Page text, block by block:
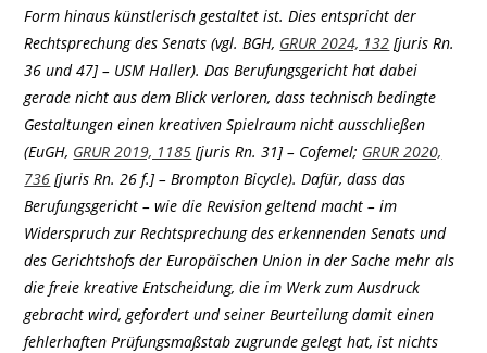
Form hinaus künstlerisch gestaltet ist. Dies entspricht der
Rechtsprechung des Senats (vgl. BGH, GRUR 2024, 132 [juris Rn.
36 und 47] – USM Haller). Das Berufungsgericht hat dabei
gerade nicht aus dem Blick verloren, dass technisch bedingte
Gestaltungen einen kreativen Spielraum nicht ausschließen
(EuGH, GRUR 2019, 1185 [juris Rn. 31] – Cofemel; GRUR 2020,
736 [juris Rn. 26 f.] – Brompton Bicycle). Dafür, dass das
Berufungsgericht – wie die Revision geltend macht – im
Widerspruch zur Rechtsprechung des erkennenden Senats und
des Gerichtshofs der Europäischen Union in der Sache mehr als
die freie kreative Entscheidung, die im Werk zum Ausdruck
gebracht wird, gefordert und seiner Beurteilung damit einen
fehlerhaften Prüfungsmaßstab zugrunde gelegt hat, ist nichts